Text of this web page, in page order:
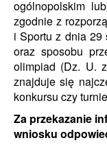
ogólnopolskim
zgodnie z
i Sportu z dnia 29
oraz sposobu
olimpiad (Dz. U.
znajduje się
konkursu czy
Za przekazanie
wniosku